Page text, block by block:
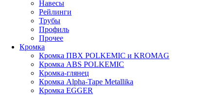
Навесы
Рейлинги
Трубы
Профиль
Прочее
Кромка
Кромка ПВХ POLKEMIC и KROMAG
Кромка ABS POLKEMIС
Кромка-глянец
Кромка Alpha-Tape Metallika
Кромка EGGER